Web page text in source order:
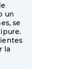
un
se
la